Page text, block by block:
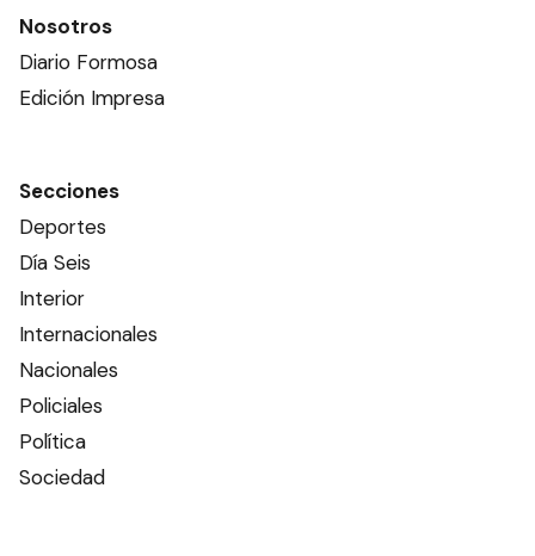
Nosotros
Diario Formosa
Edición Impresa
Secciones
Deportes
Día Seis
Interior
Internacionales
Nacionales
Policiales
Política
Sociedad